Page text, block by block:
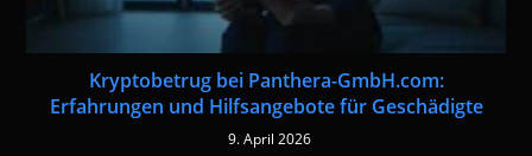
Kryptobetrug bei Panthera-GmbH.com:
Erfahrungen und Hilfsangebote für Geschädigte
9. April 2026